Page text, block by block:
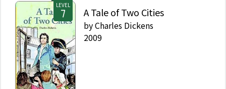
LEVEL
A Tale of Two Cities
byCharles Dickens
2009